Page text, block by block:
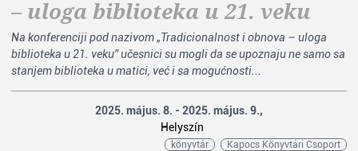
– uloga biblioteka u 21. veku
Na konferenciji pod nazivom „Tradicionalnost i obnova – uloga
biblioteka u 21. veku” učesnici su mogli da se upoznaju ne samo sa
stanjem biblioteka u matici, već i sa mogućnosti...
2025. május. 8. - 2025. május. 9.,
Helyszín
könyvtár Kapocs Könyvtári Csoport